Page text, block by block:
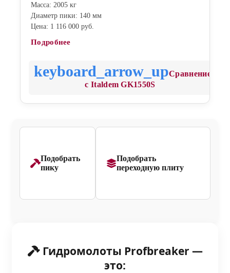
Масса: 2005 кг
Диаметр пики: 140 мм
Цена: 1 116 000 руб.
Подробнее
Сравнение
с Italdem GK1550S
Подобрать
пику
Подобрать
переходную плиту
Гидромолоты Profbreaker —
это: